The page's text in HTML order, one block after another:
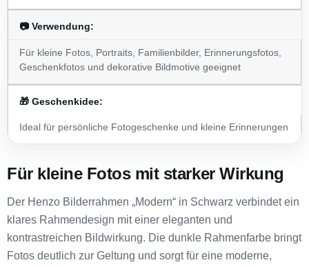
📷 Verwendung:
Für kleine Fotos, Portraits, Familienbilder, Erinnerungsfotos,
Geschenkfotos und dekorative Bildmotive geeignet
🎁 Geschenkidee:
Ideal für persönliche Fotogeschenke und kleine Erinnerungen
Für kleine Fotos mit starker Wirkung
Der Henzo Bilderrahmen „Modern“ in Schwarz verbindet ein
klares Rahmendesign mit einer eleganten und
kontrastreichen Bildwirkung. Die dunkle Rahmenfarbe bringt
Fotos deutlich zur Geltung und sorgt für eine moderne,